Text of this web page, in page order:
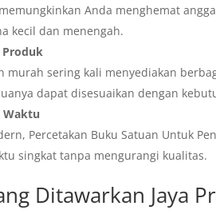
Anda menghemat
kecil dan menengah.
Produk
murah sering kali menyediakan
dapat disesuaikan dengan
Waktu
Percetakan Buku Satuan Untuk
singkat tanpa mengurangi kualitas.
Ditawarkan Jaya